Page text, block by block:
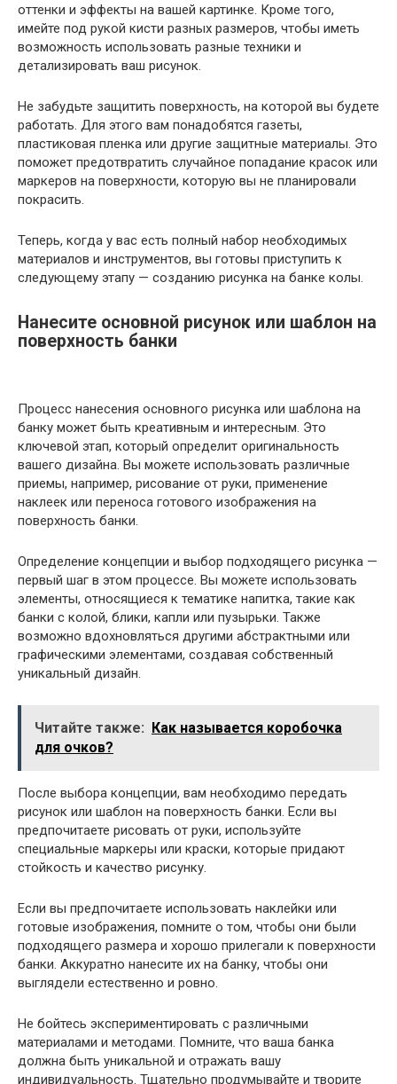
оттенки и эффекты на вашей картинке. Кроме того,
имейте под рукой кисти разных размеров, чтобы иметь
возможность использовать разные техники и
детализировать ваш рисунок.
Не забудьте защитить поверхность, на которой вы будете
работать. Для этого вам понадобятся газеты,
пластиковая пленка или другие защитные материалы. Это
поможет предотвратить случайное попадание красок или
маркеров на поверхности, которую вы не планировали
покрасить.
Теперь, когда у вас есть полный набор необходимых
материалов и инструментов, вы готовы приступить к
следующему этапу — созданию рисунка на банке колы.
Нанесите основной рисунок или шаблон на
поверхность банки
Процесс нанесения основного рисунка или шаблона на
банку может быть креативным и интересным. Это
ключевой этап, который определит оригинальность
вашего дизайна. Вы можете использовать различные
приемы, например, рисование от руки, применение
наклеек или переноса готового изображения на
поверхность банки.
Определение концепции и выбор подходящего рисунка —
первый шаг в этом процессе. Вы можете использовать
элементы, относящиеся к тематике напитка, такие как
банки с колой, блики, капли или пузырьки. Также
возможно вдохновляться другими абстрактными или
графическими элементами, создавая собственный
уникальный дизайн.
Читайте также: Как называется коробочка
для очков?
После выбора концепции, вам необходимо передать
рисунок или шаблон на поверхность банки. Если вы
предпочитаете рисовать от руки, используйте
специальные маркеры или краски, которые придают
стойкость и качество рисунку.
Если вы предпочитаете использовать наклейки или
готовые изображения, помните о том, чтобы они были
подходящего размера и хорошо прилегали к поверхности
банки. Аккуратно нанесите их на банку, чтобы они
выглядели естественно и ровно.
Не бойтесь экспериментировать с различными
материалами и методами. Помните, что ваша банка
должна быть уникальной и отражать вашу
индивидуальность. Тщательно продумывайте и творите